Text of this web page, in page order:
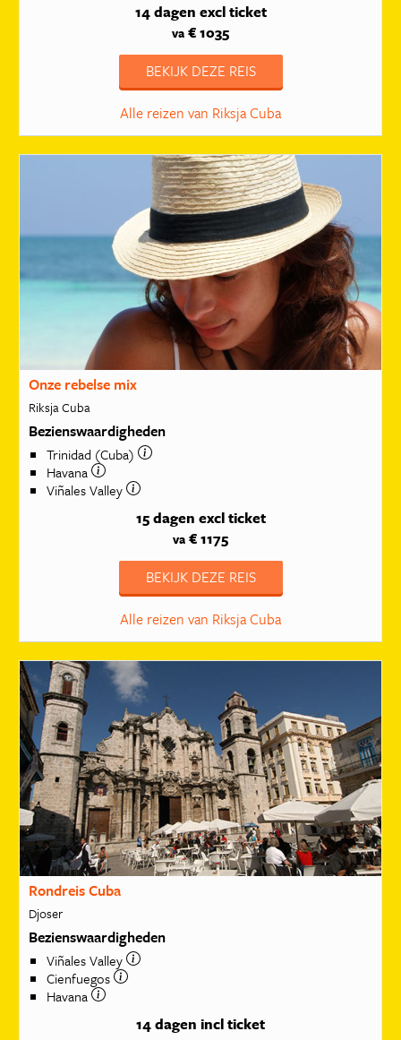
14 dagen excl ticket
va € 1035
BEKIJK DEZE REIS
Alle reizen van Riksja Cuba
Onze rebelse mix
Riksja Cuba
Bezienswaardigheden
Trinidad (Cuba)
Havana
Viñales Valley
15 dagen excl ticket
va € 1175
BEKIJK DEZE REIS
Alle reizen van Riksja Cuba
Rondreis Cuba
Djoser
Bezienswaardigheden
Viñales Valley
Cienfuegos
Havana
14 dagen incl ticket